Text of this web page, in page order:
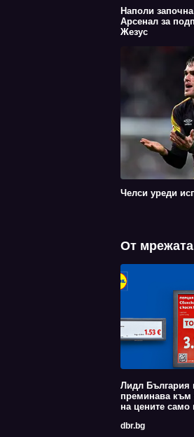
Наполи
Арсенал за
Жезус
Челси уреди
От мрежата
Лидл България
преминава към
на цените само
dbr.bg